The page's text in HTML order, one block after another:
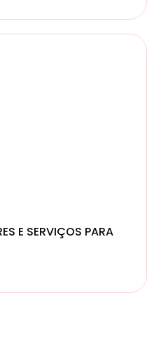
E SERVIÇOS PARA